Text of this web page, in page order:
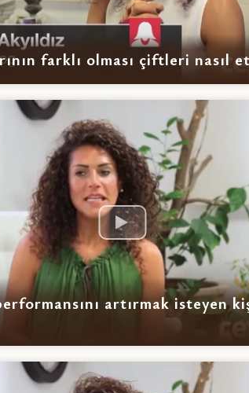
farklı olması çiftleri nasıl
artırmak isteyen